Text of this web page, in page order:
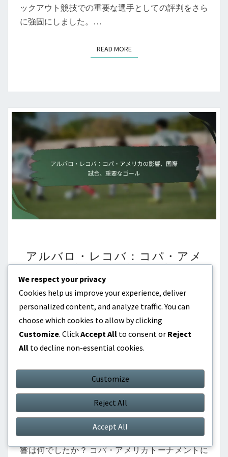
ックアウト競技での重要な選手としての評判をさら
に強固にしました。…
READ MOREREAD MORE
ル
バ：
ア
メ
リ
カ
の
影
響、
アルバロ・レコバ：コパ・アメ
リカの影響、国際試合、重要なゴ
ール
03/03/2026 トマス・デルガド
Comment
アルバロ・レコバはコパ・アメリカと国際サッカー
において素晴らしい影響を与え、彼の卓越したスキ
ルと戦略的な才能を示しました。彼の重要なゴール
やパフォーマンスは、ウルグアイの国際的な地位を
高めただけでなく、ファンやスポーツ自体に長く残
る印象を与えました。 Key sections in the article:
Toggle アルバロ・レコバのコパ・アメリカへの影
響は何でしたか？ コパ・アメリカトーナメントに
We respect your privacy
Cookies help us improve your experience, deliver
personalized content, and analyze traffic. You can
choose which cookies to allow by clicking
Customize. ClickAccept All to consent or Reject
All to decline non-essential cookies.
Customize
Reject All
Accept All